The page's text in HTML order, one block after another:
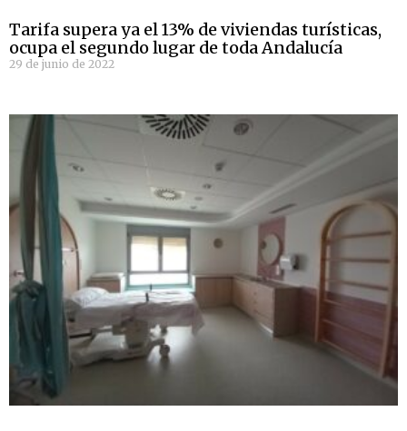
Tarifa supera ya el 13% de viviendas turísticas,
ocupa el segundo lugar de toda Andalucía
29 de junio de 2022